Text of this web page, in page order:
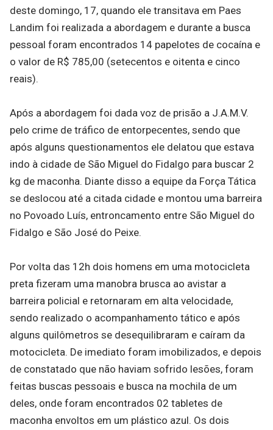
deste domingo, 17, quando ele transitava em Paes
Landim foi realizada a abordagem e durante a busca
pessoal foram encontrados 14 papelotes de cocaína e
o valor de R$ 785,00 (setecentos e oitenta e cinco
reais).
Após a abordagem foi dada voz de prisão a J.A.M.V.
pelo crime de tráfico de entorpecentes, sendo que
após alguns questionamentos ele delatou que estava
indo à cidade de São Miguel do Fidalgo para buscar 2
kg de maconha. Diante disso a equipe da Força Tática
se deslocou até a citada cidade e montou uma barreira
no Povoado Luís, entroncamento entre São Miguel do
Fidalgo e São José do Peixe.
Por volta das 12h dois homens em uma motocicleta
preta fizeram uma manobra brusca ao avistar a
barreira policial e retornaram em alta velocidade,
sendo realizado o acompanhamento tático e após
alguns quilômetros se desequilibraram e caíram da
motocicleta. De imediato foram imobilizados, e depois
de constatado que não haviam sofrido lesões, foram
feitas buscas pessoais e busca na mochila de um
deles, onde foram encontrados 02 tabletes de
maconha envoltos em um plástico azul. Os dois